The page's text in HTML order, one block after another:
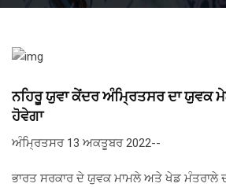
ਨਹਿਰੂ ਯੁਵਾ ਕੇਂਦਰ ਅੰਮ੍ਰਿਤਸਰ ਦਾ ਯੁਵਕ
ਹੋਵੇਗਾ
ਅੰਮ੍ਰਿਤਸਰ 13 ਅਕਤੂਬਰ 2022--
ਭਾਰਤ ਸਰਕਾਰ ਦੇ ਯੁਵਕ ਮਾਮਲੇ ਅਤੇ ਖੇਡ ਮੰਤਰਾਲੇ